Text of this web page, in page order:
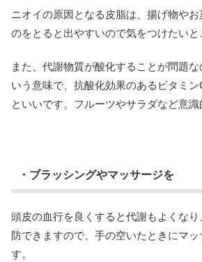
ニオイの原因となる皮脂は、揚げ物や
のをとると出やすいので気をつけたいと
また、代謝物質が酸化することが問題
いう意味で、抗酸化効果のあるビタミ
といいです。フルーツやサラダなど意識
・ブラッシングやマッサージを
頭皮の血行を良くすると代謝もよくな
防できますので、手の空いたときにマ
す。